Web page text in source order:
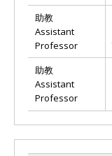
助教
Assistant
Professor
助教
Assistant
Professor